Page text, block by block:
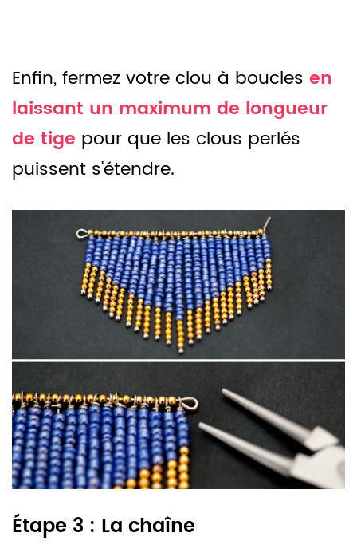
Enfin, fermez votre clou à boucles en
laissant un maximum de longueur
de tige pour que les clous perlés
puissent s'étendre.
Étape 3 : La chaîne